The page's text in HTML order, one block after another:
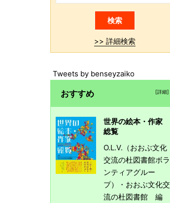
>> 詳細検索
Tweets by benseyzaiko
おすすめ [詳細]
世界の絵本・作家
総覧
O.L.V.（おおぶ文化
交流の杜図書館ボラ
ンティアグルー
プ）・おおぶ文化交
流の杜図書館 編